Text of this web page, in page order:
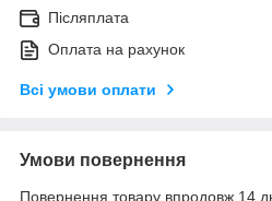
Післяплата
Оплата на рахунок
Всі умови оплати
Умови повернення
Повернення товару впродовж 14